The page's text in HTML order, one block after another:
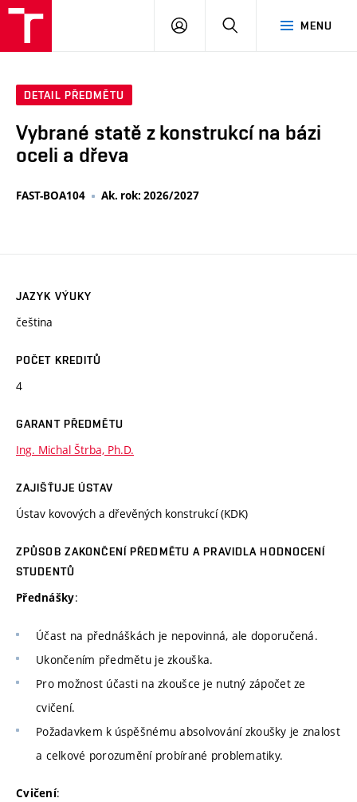
MENU
PŘIHLÁSIT
DETAIL PŘEDMĚTU
Vybrané statě z konstrukcí na bázi
oceli a dřeva
FAST-BOA104 Ak. rok: 2026/2027
JAZYK VÝUKY
čeština
POČET KREDITŮ
4
GARANT PŘEDMĚTU
Ing. Michal Štrba, Ph.D.
ZAJIŠŤUJE ÚSTAV
Ústav kovových a dřevěných konstrukcí (KDK)
ZPŮSOB ZAKONČENÍ PŘEDMĚTU A PRAVIDLA HODNOCENÍ
STUDENTŮ
Přednášky:
Účast na přednáškách je nepovinná, ale doporučená.
Ukončením předmětu je zkouška.
Pro možnost účasti na zkoušce je nutný zápočet ze
cvičení.
Požadavkem k úspěšnému absolvování zkoušky je znalost
a celkové porozumění probírané problematiky.
Cvičení: